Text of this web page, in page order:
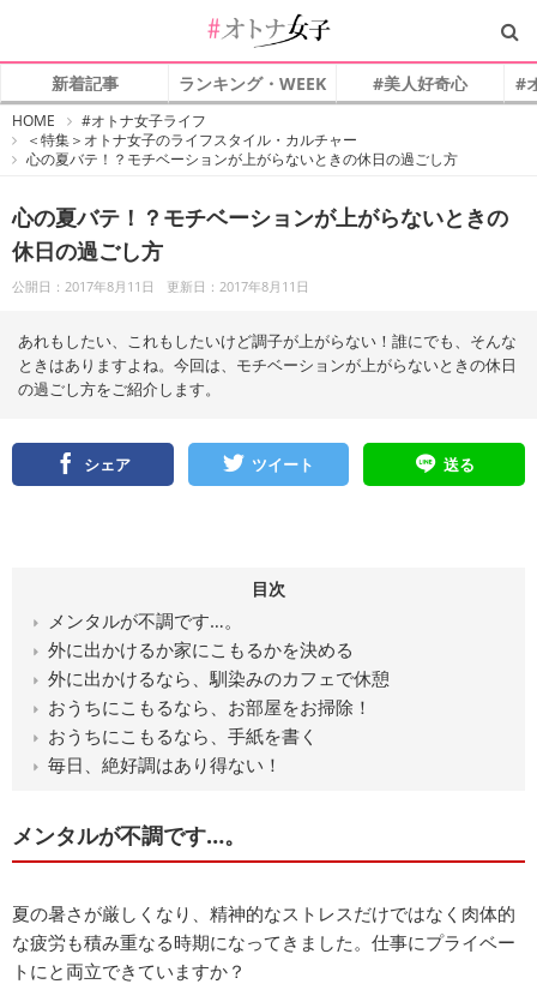
新着記事 ランキング・WEEK #美人好奇心 #
HOME
オ
ト
ナ
#オトナ女子ライフ
＜特集＞オトナ女子のライフスタイル・カルチャー
心の夏バテ！？モチベーションが上がらないときの休日の過ごし方
心の夏バテ！？モチベーションが上がらないときの
休日の過ごし方
公開日：2017年8月11日 更新日：2017年8月11日
あれもしたい、これもしたいけど調子が上がらない！誰にでも、そんな
ときはありますよね。今回は、モチベーションが上がらないときの休日
の過ごし方をご紹介します。
シェア ツイート 送る
目次
メンタルが不調です…。
外に出かけるか家にこもるかを決める
外に出かけるなら、馴染みのカフェで休憩
おうちにこもるなら、お部屋をお掃除！
おうちにこもるなら、手紙を書く
毎日、絶好調はあり得ない！
メンタルが不調です…。
夏の暑さが厳しくなり、精神的なストレスだけではなく肉体的
な疲労も積み重なる時期になってきました。仕事にプライベー
トにと両立できていますか？